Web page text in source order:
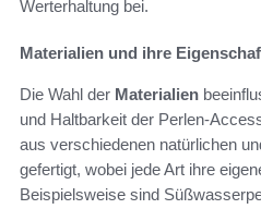
Werterhaltung bei.
Materialien und ihre
Die Wahl der Materialien
und Haltbarkeit der Perlen-
aus verschiedenen natürlichen
gefertigt, wobei jede Art ihre
Beispielsweise sind